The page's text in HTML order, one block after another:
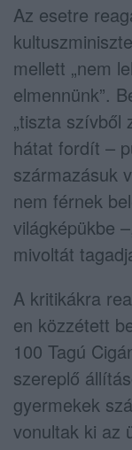
Az esetre
mellett „nem
elmennünk”.
„tiszta szívből
hátat fordít –
származásuk
nem férnek
világképükbe
mivoltát
A kritikákra
en közzétett
100 Tagú
szereplő
gyermekek
vonultak ki az